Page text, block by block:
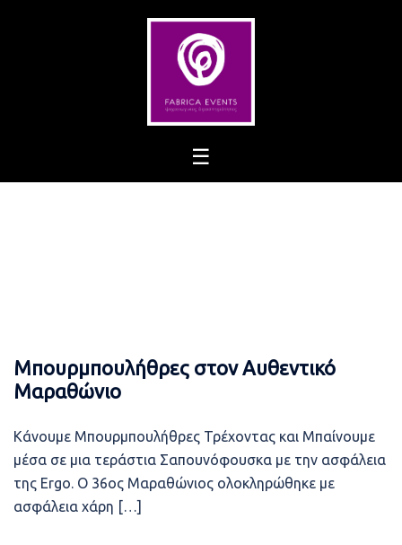
Μπουρμπουλήθρες στον Αυθεντικό
Μαραθώνιο
Κάνουμε Μπουρμπουλήθρες Τρέχοντας και Μπαίνουμε
μέσα σε μια τεράστια Σαπουνόφουσκα με την ασφάλεια
της Ergo. Ο 36ος Μαραθώνιος ολοκληρώθηκε με
ασφάλεια χάρη […]